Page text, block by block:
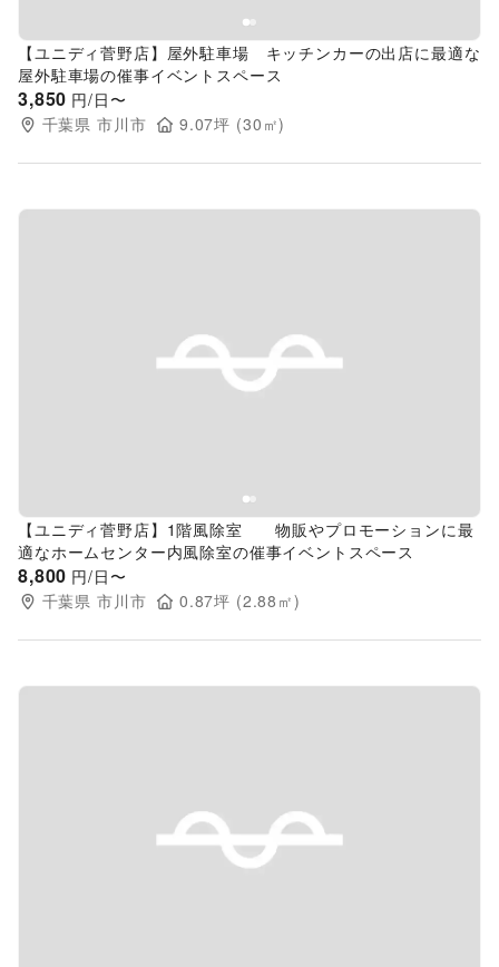
【ユニディ菅野店】屋外駐車場 キッチンカーの出店に最適な
屋外駐車場の催事イベントスペース
3,850 円/日〜
千葉県 市川市 9.07坪 (30 ㎡)
Previous slide
【ユニディ菅野店】1階風除室 物販やプロモーションに最
適なホームセンター内風除室の催事イベントスペース
8,800 円/日〜
千葉県 市川市 0.87坪 (2.88 ㎡)
Previous slide